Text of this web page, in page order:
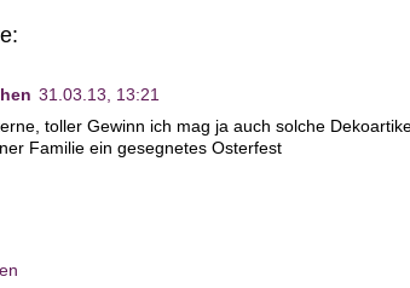
31.03.13, 13:21
toller Gewinn ich mag ja auch solche
Familie ein gesegnetes Osterfest